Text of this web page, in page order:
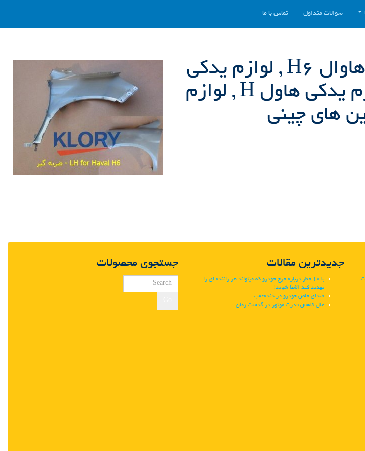
سوالات متداول تماس با ما
haval , لوازم یدکی هاوال , لوازم یدکی هاوال H6 , لوازم یدکی
هاوال H2 , لوازم یدکی هاوال H8 , لوازم یدکی هاول H , لوازم
های چینی
جدیدترین مقالات
با 10 خطر درباره چرخ خودرو که میتواند هر راننده ای را
تهدید کند آشنا شوید!
صدای خاص خودرو در دنده‌عقب
علل کاهش قدرت موتور در گذشت زمان
جستجوی محصولات